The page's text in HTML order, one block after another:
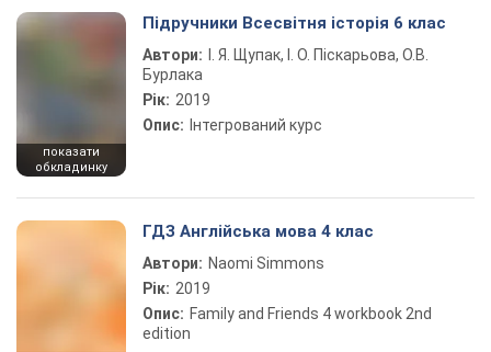
показати
обкладинку
Підручники Всесвітня історія 6 клас
Автори:
І. Я. Щупак, І. О. Піскарьова, О.В.
Бурлака
Рік: 2019
Опис: Інтегрований курс
ГДЗ Англійська мова 4 клас
Автори: Naomi Simmons
Рік: 2019
Опис: Family and Friends 4 workbook 2nd
edition